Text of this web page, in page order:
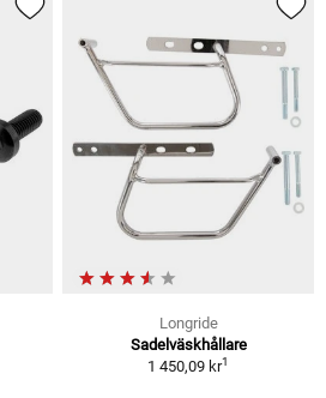
Longride
Sadelväskhållare
1 450,09 kr1